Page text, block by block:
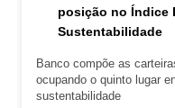
posição no Índice
Sustentabilidade
Banco compõe as
ocupando o quinto lugar
sustentabilidade